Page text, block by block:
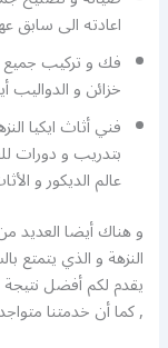
اعادته الى سابق
فك و تركيب جميع
خزائن و الدواليب
فني أثاث ايكيا
بتدريب و دورات
عالم الديكور و
و هناك أيضا العديد
النزهة و الذي يتمتع
يقدم لكم أفضل نتيجة
, كما أن خدمتنا